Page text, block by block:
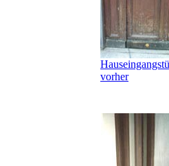
vorher